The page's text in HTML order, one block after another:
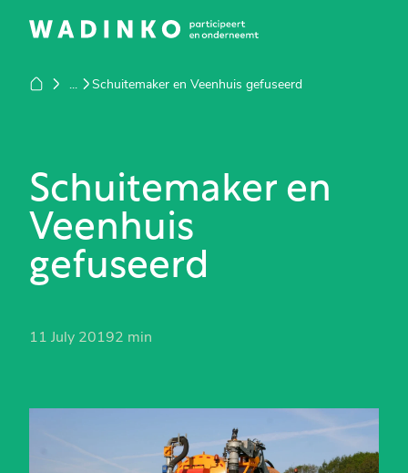
... Schuitemaker en Veenhuis gefuseerd
Schuitemaker en
Veenhuis
gefuseerd
11 July 20192 min